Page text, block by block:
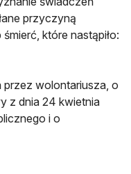
przyczyną
które nastąpiło:
wolontariusza, o
z dnia 24 kwietnia
i o